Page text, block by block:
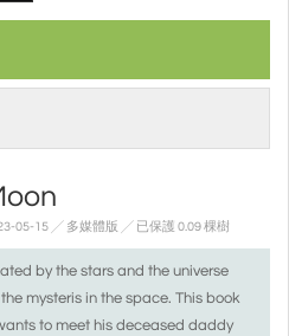
05-15 ╱ 多媒體版 ╱ 已保護 0.09 棵樹
by the stars and the universe
mysteris in the space. This book
to meet his deceased daddy